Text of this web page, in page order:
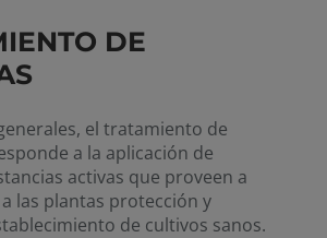
DE
el tratamiento de
a la aplicación de
activas que proveen a
las plantas protección y
de cultivos sanos.